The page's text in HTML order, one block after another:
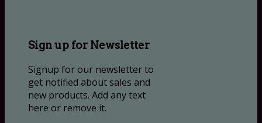
Sign up for Newsletter
Signup for our newsletter to
get notified about sales and
new products. Add any text
here or remove it.